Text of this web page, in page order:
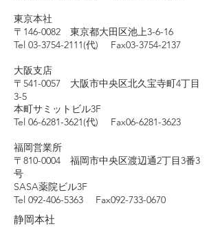
東京本社
〒146-0082 東京都大田区池上3-6-16
Tel 03-3754-2111(代) Fax03-3754-2137
大阪支店
〒541-0057 大阪市中央区北久宝寺町4丁目
3-5
本町サミットビル3F
Tel 06-6281-3621(代) Fax06-6281-3623
福岡営業所
〒810-0004 福岡市中央区渡辺通2丁目3番3
号
SASA薬院ビル3F
Tel 092-406-5363 Fax092-733-0670
​静岡本社